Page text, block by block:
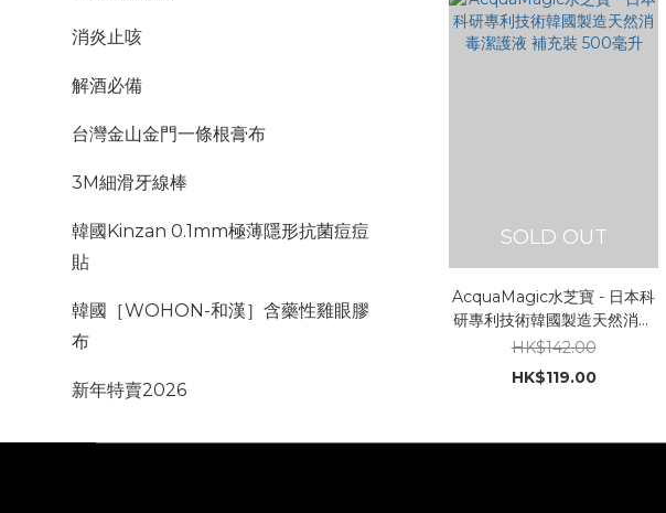
消炎止咳
解酒必備
台灣金山金門一條根膏布
3M細滑牙線棒
韓國Kinzan 0.1mm極薄隱形抗菌痘痘
貼
韓國［WOHON-和漢］含藥性雞眼膠
布
新年特賣2026
SOLD OUT
AcquaMagic水芝寶 - 日本科
研專利技術韓國製造天然消毒
潔護液 補充裝 500毫升
HK$142.00
HK$119.00